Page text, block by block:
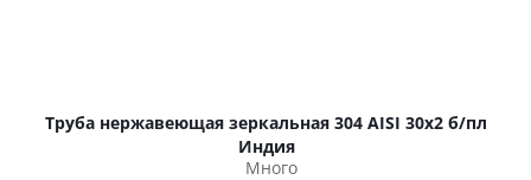
Труба нержавеющая зеркальная 304 AISI 30х2 б/пл
Индия
Много